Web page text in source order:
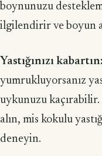
boynunuzu
ilgilendirir ve boyun
Yastığınızı kabartın:
yumrukluyorsanız
uykunuzu
alın, mis kokulu
deneyin.